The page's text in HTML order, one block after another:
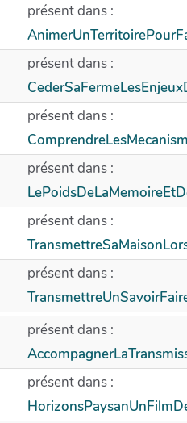
présent dans :
présent dans :
présent dans :
présent dans :
présent dans :
présent dans :
présent dans :
présent dans :